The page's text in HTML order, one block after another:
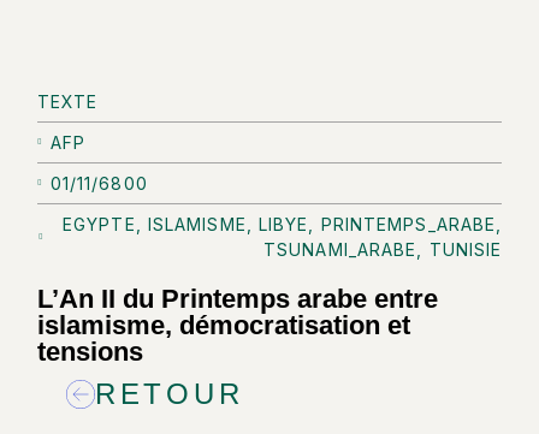
TEXTE
AFP
01/11/6800
EGYPTE
ISLAMISME LIBYE PRINTEMPS_ARABE
TSUNAMI_ARABE
TUNISIE
L’An II du Printemps arabe entre
islamisme, démocratisation et
tensions
RETOUR